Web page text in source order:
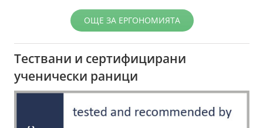
ОЩЕ ЗА ЕРГОНОМИЯТА
Тествани и сертифицирани
ученически раници